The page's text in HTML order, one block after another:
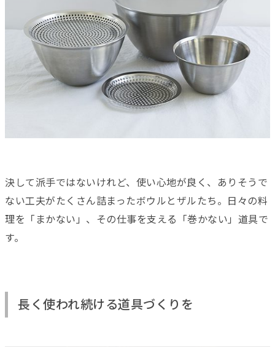
決して派手ではないけれど、使い心地が良く、ありそうで
ない工夫がたくさん詰まったボウルとザルたち。日々の料
理を「まかない」、その仕事を支える「巻かない」道具で
す。
長く使われ続ける道具づくりを